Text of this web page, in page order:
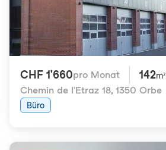
CHF 1'660pro Monat 142m²
Chemin de l'Etraz 18, 1350 Orbe
Büro